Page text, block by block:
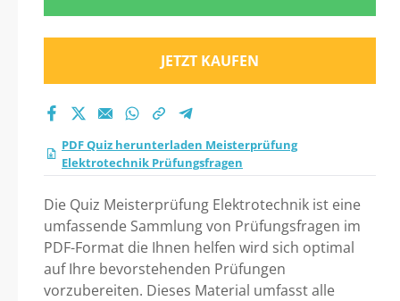
JETZT KAUFEN
PDF Quiz herunterladen Meisterprüfung
Elektrotechnik Prüfungsfragen
Die Quiz Meisterprüfung Elektrotechnik ist eine
umfassende Sammlung von Prüfungsfragen im
PDF-Format die Ihnen helfen wird sich optimal
auf Ihre bevorstehenden Prüfungen
vorzubereiten. Dieses Material umfasst alle